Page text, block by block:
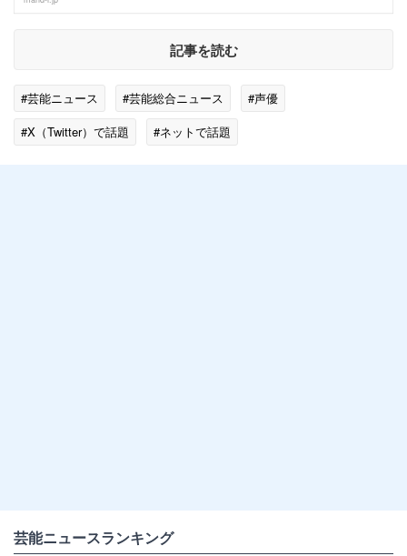
記事を読む
#芸能ニュース #芸能総合ニュース
#声優
#X（Twitter）で話題
#ネットで話題
芸能ニュースランキング